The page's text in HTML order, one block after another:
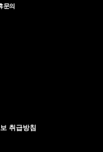
문의
취급방침